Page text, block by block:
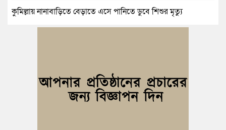
কুমিল্লায় নানাবাড়িতে বেড়াতে এসে পানিতে ডুবে শিশুর মৃত্যু
স্বামী গ্রেপ্তার
বুড়িচংয়ে জুলাই ও গণঅভ্যুত্থান দিবস উপলক্ষে ১১ দলীয় জোটের র‍্যালি